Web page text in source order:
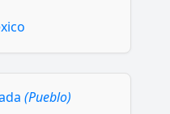
(Pueblo)